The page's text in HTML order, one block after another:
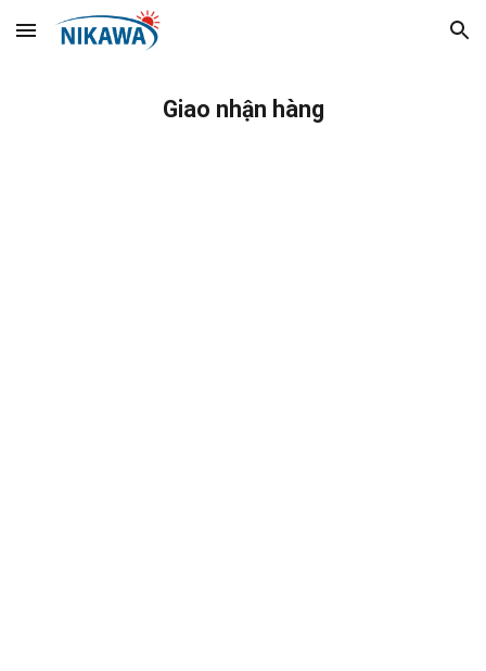
Skip to main content Skip to navigation
Giao nhận hàng